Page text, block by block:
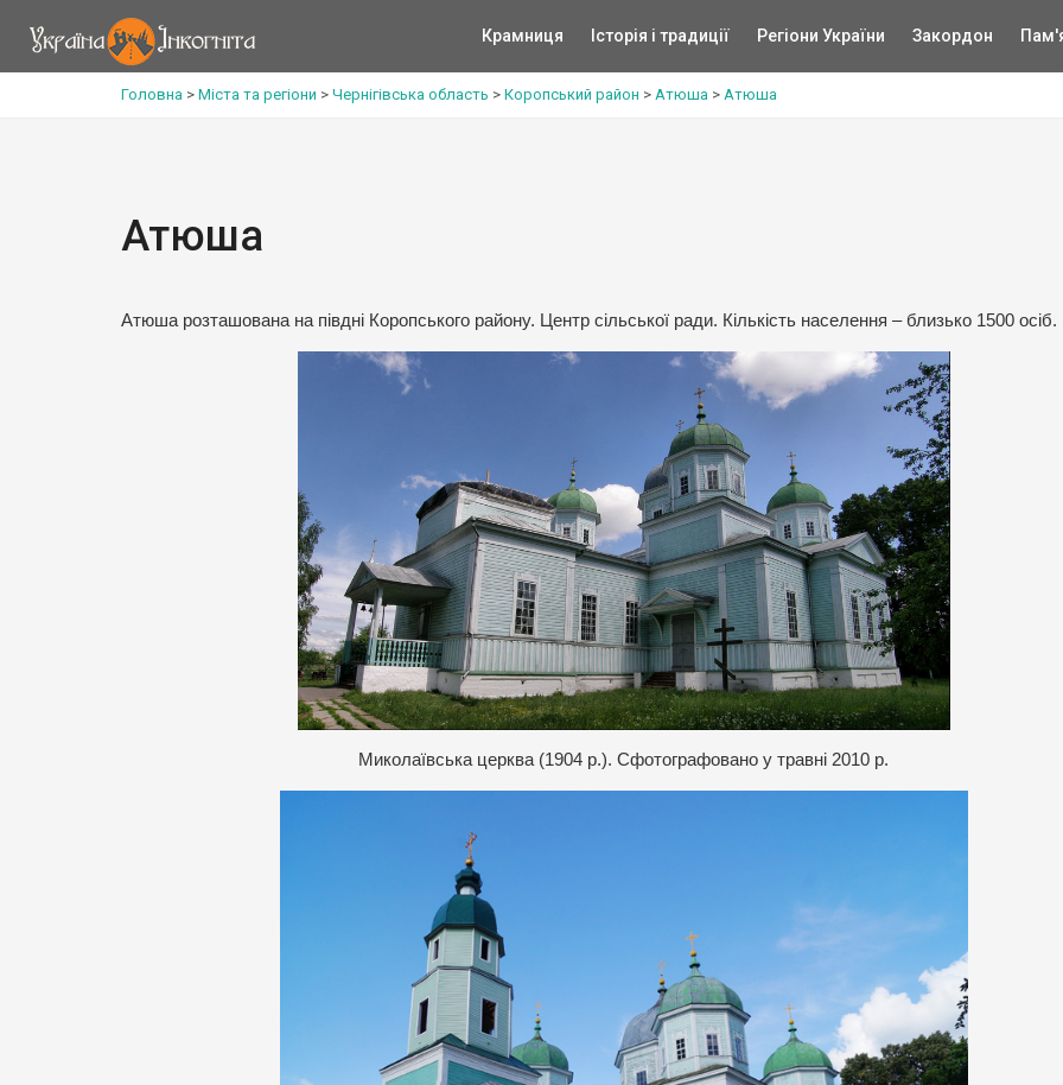
Крамниця Історія і традиції Регіони України Закордон
Головна > Міста та регіони > Чернігівська область > Коропський район > Атюша > Атюша
Атюша
Атюша розташована на півдні Коропського району. Центр сільської ради. Кількість населення – близько 1500 осіб.
Миколаївська церква (1904 р.). Сфотографовано у травні 2010 р.